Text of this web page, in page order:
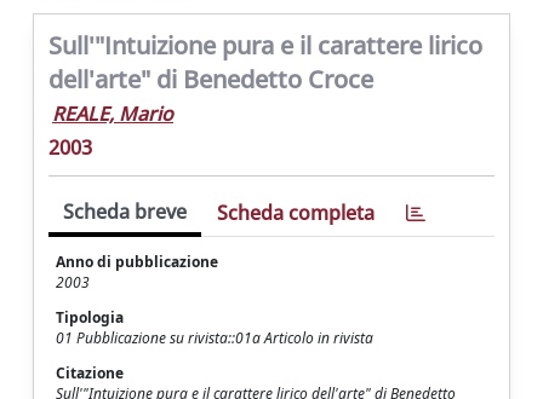
Sull'"Intuizione pura e il carattere lirico
dell'arte" di Benedetto Croce
REALE, Mario
2003
Scheda breve Scheda completa
Anno di pubblicazione
2003
Tipologia
01 Pubblicazione su rivista::01a Articolo in rivista
Citazione
Sull'"Intuizione pura e il carattere lirico dell'arte" di Benedetto